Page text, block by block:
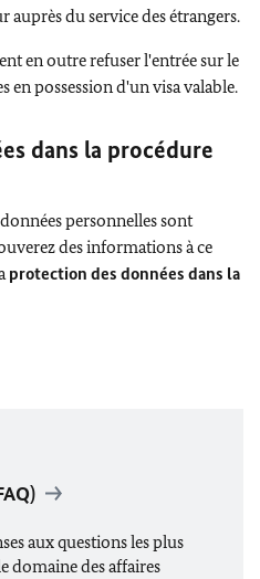
auprès du service des étrangers.
en outre refuser l'entrée sur le
en possession d'un visa valable.
dans la procédure
personnelles sont
des informations à ce
protection des données dans la
aux questions les plus
domaine des affaires